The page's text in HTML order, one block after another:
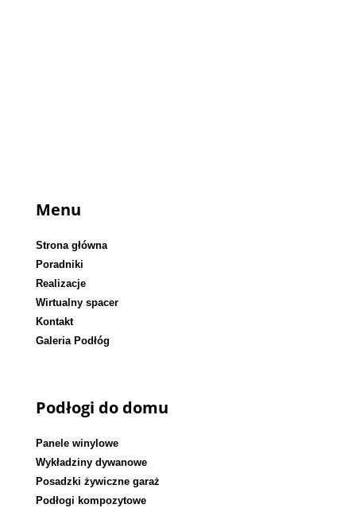
Menu
Strona główna
Poradniki
Realizacje
Wirtualny spacer
Kontakt
Galeria Podłóg
Podłogi do domu
Panele winylowe
Wykładziny dywanowe
Posadzki żywiczne garaż
Podłogi kompozytowe